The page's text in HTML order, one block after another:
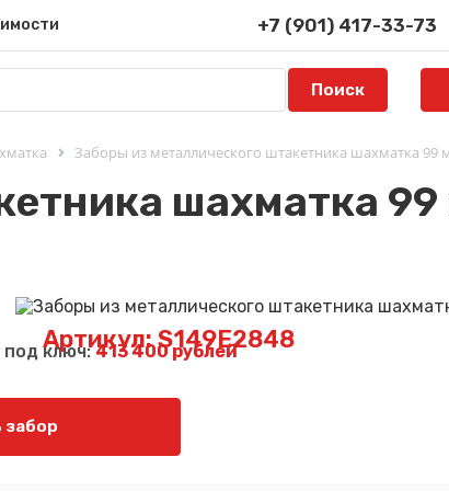
+7 (901) 417-33-73
Заборы из металлического штакетника шахматка 99
шахматка
Артикул: S149E2848
под ключ:413 400 рублей
забор